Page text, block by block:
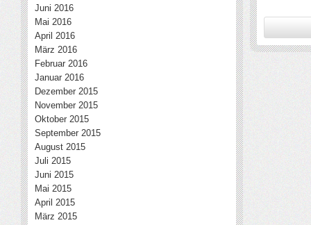
Juni 2016
Mai 2016
April 2016
März 2016
Februar 2016
Januar 2016
Dezember 2015
November 2015
Oktober 2015
September 2015
August 2015
Juli 2015
Juni 2015
Mai 2015
April 2015
März 2015